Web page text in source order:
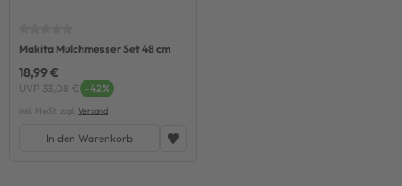
Makita Mulchmesser Set 48 cm
18,99 €
UVP 33,08 € -42%
inkl. MwSt. zzgl. Versand
In den Warenkorb